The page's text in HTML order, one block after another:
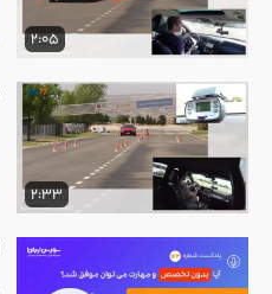
2:05
2:33